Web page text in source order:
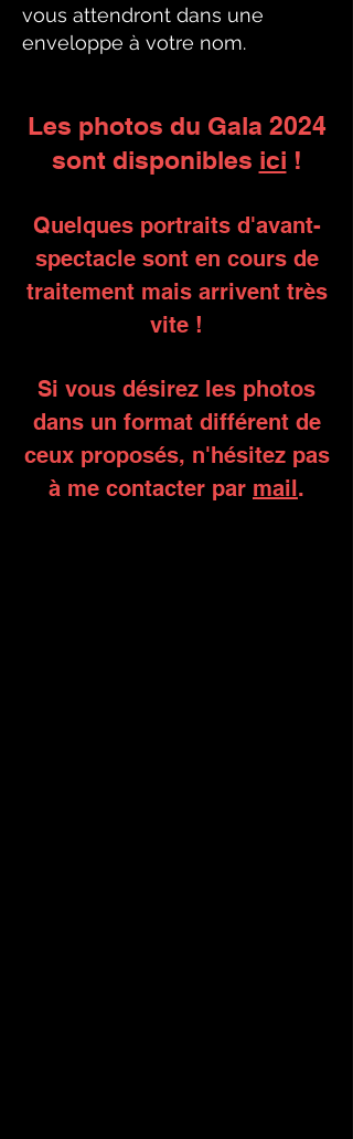
vous attendront dans une
enveloppe à votre nom.
Les photos du Gala 2024
sont disponibles ici !
Quelques portraits d'avant-
spectacle sont en cours de
traitement mais arrivent très
vite !
Si vous désirez les photos
dans un format différent de
ceux proposés, n'hésitez pas
à me contacter par mail.